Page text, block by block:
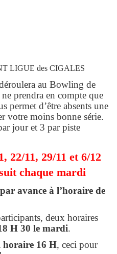
LIGUE des CIGALES
au Bowling de
prendra en compte que
permet d’être absents une
votre moins bonne série.
jour et 3 par piste
22/11, 29/11 et 6/12
chaque mardi
avance à l’horaire de
deux horaires
H 30 le mardi.
horaire 16 H, ceci pour